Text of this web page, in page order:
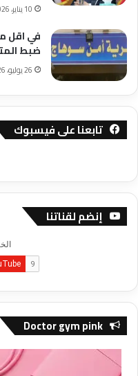
10 يناير، 2026
ضبط
26 يوليو، 2026
تابعنا على فيسبوك
إنضم لقناتنا
Doctor gym pink